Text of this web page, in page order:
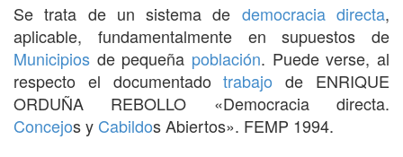
Se trata de un sistema de democracia directa,
aplicable, fundamentalmente en supuestos de
Municipios de pequeña población. Puede verse, al
respecto el documentadotrabajo de ENRIQUE
ORDUÑA REBOLLO «Democracia directa.
Concejos y Cabildos Abiertos». FEMP 1994.